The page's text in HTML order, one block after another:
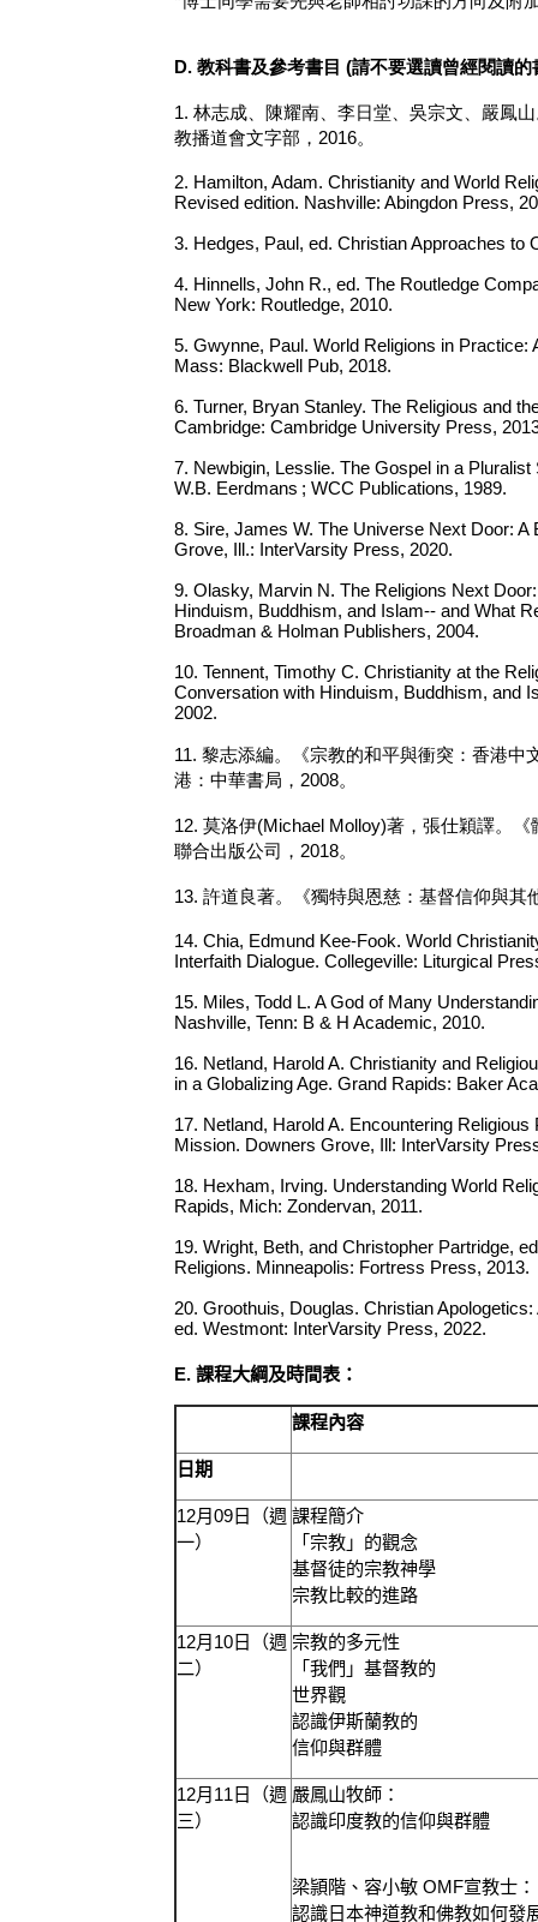
D. 教科書及參考書目 (請不要選讀曾經閱讀的
1. 林志成、陳耀南、李日堂、吳宗文、嚴鳳
教播道會文字部，2016。
2. Hamilton, Adam. Christianity and World
Revised edition. Nashville: Abingdon Press,
3. Hedges, Paul, ed. Christian Approaches to
4. Hinnells, John R., ed. The Routledge
New York: Routledge, 2010.
5. Gwynne, Paul. World Religions in
Mass: Blackwell Pub, 2018.
6. Turner, Bryan Stanley. The Religious and
Cambridge: Cambridge University Press,
7. Newbigin, Lesslie. The Gospel in a
W.B. Eerdmans ; WCC Publications, 1989.
8. Sire, James W. The Universe Next Door:
Grove, Ill.: InterVarsity Press, 2020.
9. Olasky, Marvin N. The Religions Next
Hinduism, Buddhism, and Islam-- and What
Broadman & Holman Publishers, 2004.
10. Tennent, Timothy C. Christianity at the
Conversation with Hinduism, Buddhism, and
2002.
11. 黎志添編。《宗教的和平與衝突：香港
港：中華書局，2008。
12. 莫洛伊(Michael Molloy)著，張仕穎譯。
聯合出版公司，2018。
13. 許道良著。《獨特與恩慈：基督信仰與
14. Chia, Edmund Kee-Fook. World
Interfaith Dialogue. Collegeville: Liturgical
15. Miles, Todd L. A God of Many
Nashville, Tenn: B & H Academic, 2010.
16. Netland, Harold A. Christianity and
in a Globalizing Age. Grand Rapids: Baker
17. Netland, Harold A. Encountering
Mission. Downers Grove, Ill: InterVarsity
18. Hexham, Irving. Understanding World
Rapids, Mich: Zondervan, 2011.
19. Wright, Beth, and Christopher Partridge,
Religions. Minneapolis: Fortress Press, 2013.
20. Groothuis, Douglas. Christian
ed. Westmont: InterVarsity Press, 2022.
E.課程大綱及時間表：
課程內容
日期
12月09日（週
一）
課程簡介
「宗教」的觀念
基督徒的宗教神學
宗教比較的進路
12月 10日（週
二）
宗教的多元性
「我們」基督教的
世界觀
認識伊斯蘭教的
信仰與群體
12月 11 日（週
三）
嚴鳳山牧師：
認識印度教的信仰與群體
梁頴階、容小敏 OMF宣教士：
認識日本神道教和佛教如何發